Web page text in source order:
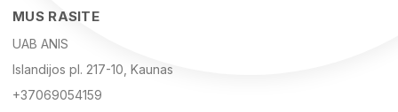
MUS RASITE
UAB ANIS
Islandijos pl. 217-10, Kaunas
+37069054159